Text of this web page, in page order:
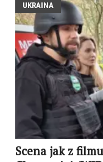
UKRAINA
Scena jak z